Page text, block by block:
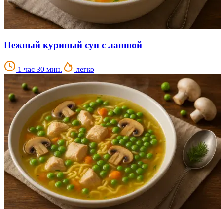
Нежный куриный суп с лапшой
1 час 30 мин. легко